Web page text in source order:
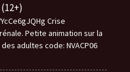
Crise
Petite animation sur la
adultes code: NVACP06